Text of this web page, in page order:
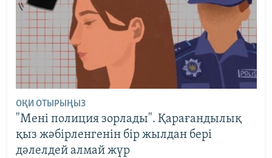
ОҚИ ОТЫРЫҢЫЗ
"Мені полиция зорлады". Қарағандылық
қыз жәбірленгенін бір жылдан бері
дәлелдей алмай жүр